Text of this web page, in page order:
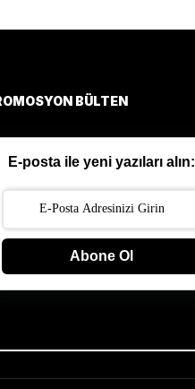
BÜLTEN
E-posta ile yeni yazıları alın:
Abone Ol